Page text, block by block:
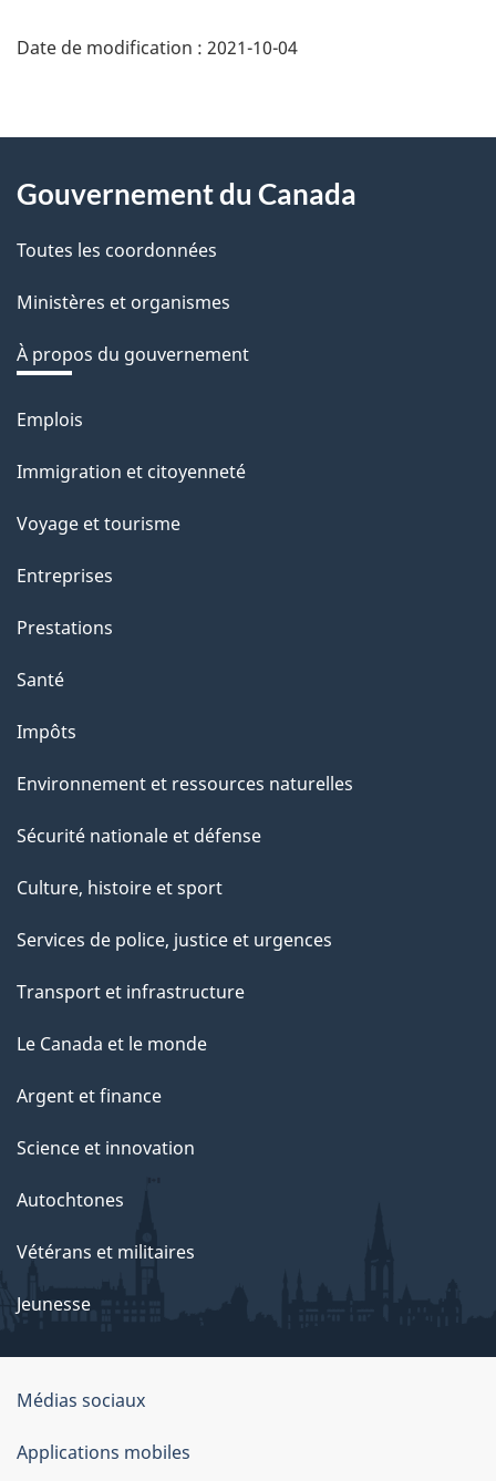
Date de modification : 2021-10-04
About
this
site
Gouvernement du Canada
Toutes les coordonnées
Ministères et organismes
À propos du gouvernement
Thèmes
sujets
Emplois
Immigration et citoyenneté
Voyage et tourisme
Entreprises
Prestations
Santé
Impôts
Environnement et ressources naturelles
Sécurité nationale et défense
Culture, histoire et sport
Services de police, justice et urgences
Transport et infrastructure
Le Canada et le monde
Argent et finance
Science et innovation
Autochtones
Vétérans et militaires
Jeunesse
À
propos
Médias sociaux
Applications mobiles